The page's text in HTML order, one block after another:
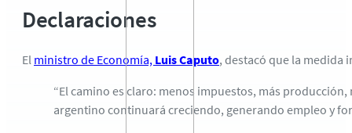
Declaraciones
El ministro de Economía, Luis Caputo, destacó que la medida
“El camino es claro: menos impuestos, más
argentino continuará creciendo, generando empleo y